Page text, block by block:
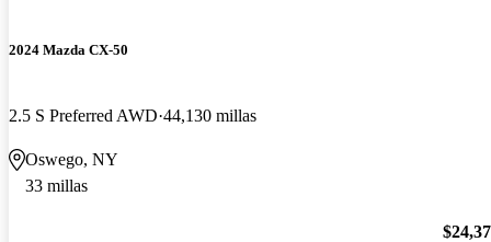
2024 Mazda CX-50
2.5 S Preferred AWD 44,130 millas
Oswego, NY
33 millas